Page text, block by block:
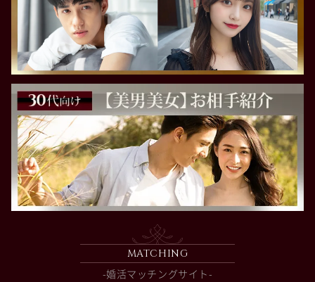
MATCHING
-婚活マッチングサイト-